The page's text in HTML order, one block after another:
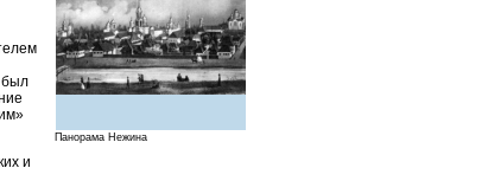
Панорама Нежина
был
и